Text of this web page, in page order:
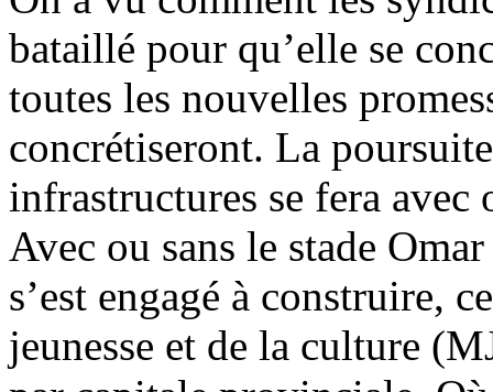
bataillé pour qu’elle se
toutes les nouvelles
concrétiseront. La
infrastructures se fera
Avec ou sans le stade
s’est engagé à construire,
jeunesse et de la culture